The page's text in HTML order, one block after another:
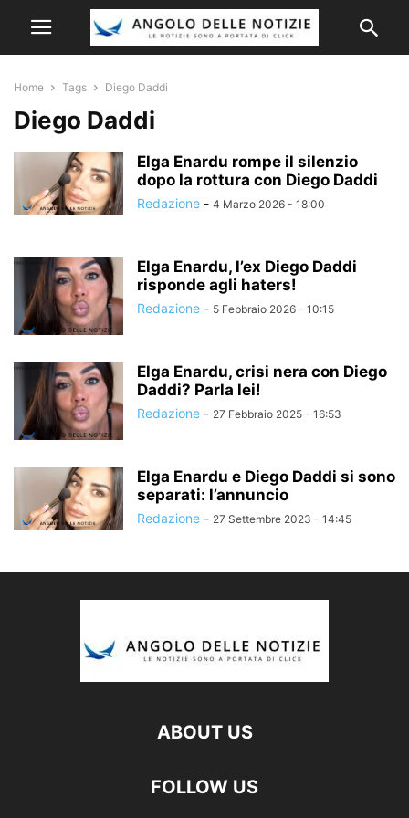
Home Tags Diego Daddi
Diego Daddi
Elga Enardu rompe il silenzio
dopo la rottura con Diego Daddi
Redazione - 4 Marzo 2026 - 18:00
Elga Enardu, l’ex Diego Daddi
risponde agli haters!
Redazione - 5 Febbraio 2026 - 10:15
Elga Enardu, crisi nera con Diego
Daddi? Parla lei!
Redazione - 27 Febbraio 2025 - 16:53
Elga Enardu e Diego Daddi si sono
separati: l’annuncio
Redazione - 27 Settembre 2023 - 14:45
ABOUT US
FOLLOW US